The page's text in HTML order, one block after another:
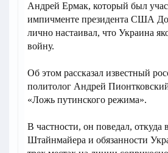
Андрей Ермак, который был
импичменте президента США
лично настаивал, что Украина
войну.
Об этом рассказал известный
политолог Андрей
«Ложь путинского режима».
В частности, он поведал, откуда
Штайнмайера и обязанности